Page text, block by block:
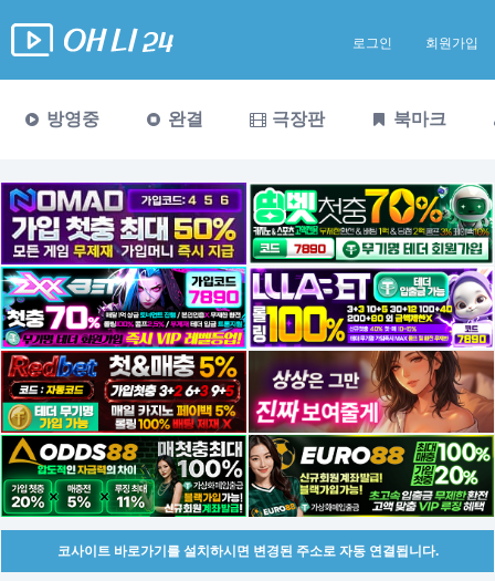
로그인 회원가입
방영중 완결 극장판 북마크
코사이트 바로가기를 설치하시면 변경된 주소로 자동 연결됩니다.